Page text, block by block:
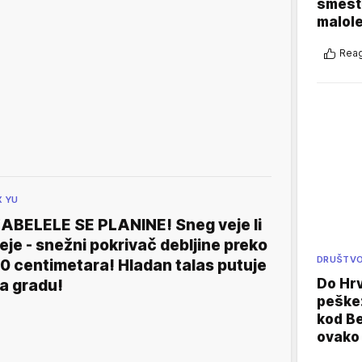
YU
SE PLANINE! Sneg veje li
- snežni pokrivač debljine preko
centimetara! Hladan talas putuje
gradu!
DRUŠTVO
Do
kod